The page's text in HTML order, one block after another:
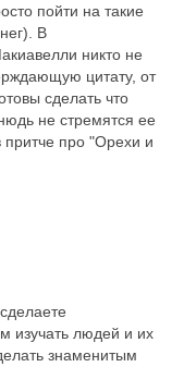
пойти на такие
В
никто не
цитату, от
сделать что
не стремятся ее
притче про "Орехи и
изучать людей и их
знаменитым